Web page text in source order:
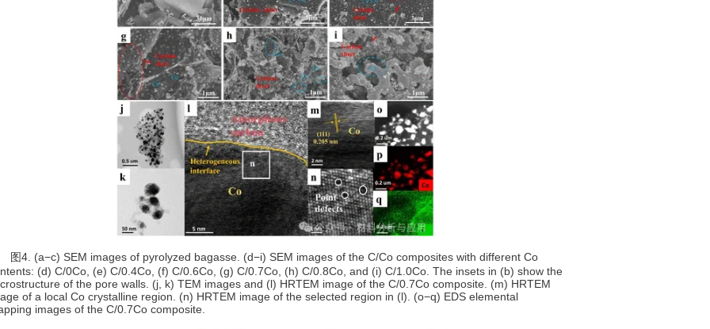
(a−c) SEM images of pyrolyzed bagasse. (d−i) SEM images of the C/Co composites with different Co
(d) C/0Co, (e) C/0.4Co, (f) C/0.6Co, (g) C/0.7Co, (h) C/0.8Co, and (i) C/1.0Co. The insets in (b) show the
of the pore walls. (j, k) TEM images and (l) HRTEM image of the C/0.7Co composite. (m) HRTEM
of a local Co crystalline region. (n) HRTEM image of the selected region in (l). (o−q) EDS elemental
images of the C/0.7Co composite.